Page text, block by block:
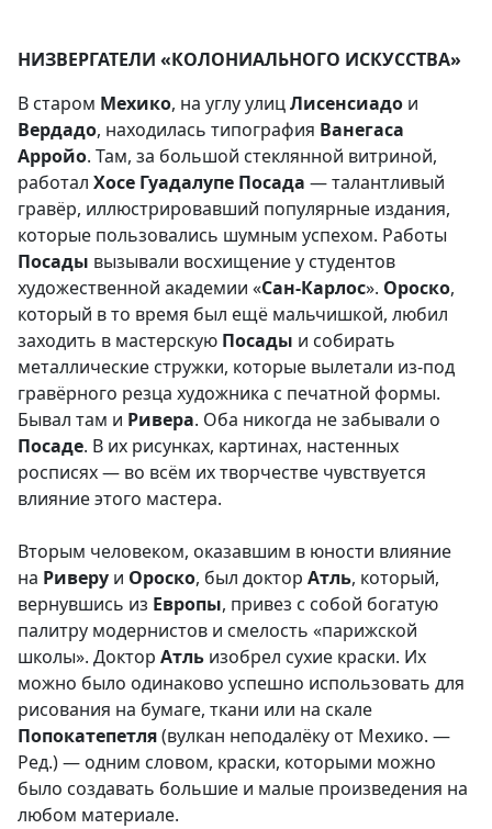
НИЗВЕРГАТЕЛИ «КОЛОНИАЛЬНОГО ИСКУССТВА»
В старом Мехико, на углу улицЛисенсиадо и
Вердадо, находилась типография Ванегаса
Арройо. Там, за большой стеклянной витриной,
работал Хосе Гуадалупе Посада — талантливый
гравёр, иллюстрировавший популярные издания,
которые пользовались шумным успехом. Работы
Посады вызывали восхищение у студентов
художественной академии «Сан-Карлос». Ороско,
который в то время был ещё мальчишкой, любил
заходить в мастерскую Посады и собирать
металлические стружки, которые вылетали из-под
гравёрного резца художника с печатной формы.
Бывал там и Ривера. Оба никогда не забывали о
Посаде. В их рисунках, картинах, настенных
росписях — во всём их творчестве чувствуется
влияние этого мастера.
Вторым человеком, оказавшим в юности влияние
на Риверу и Ороско, был доктор Атль, который,
вернувшись из Европы, привез с собой богатую
палитру модернистов и смелость «парижской
школы». Доктор Атль изобрел сухие краски. Их
можно было одинаково успешно использовать для
рисования на бумаге, ткани или на скале
Попокатепетля(вулкан неподалёку от Мехико. —
Ред.) — одним словом, краски, которыми можно
было создавать большие и малые произведения на
любом материале.